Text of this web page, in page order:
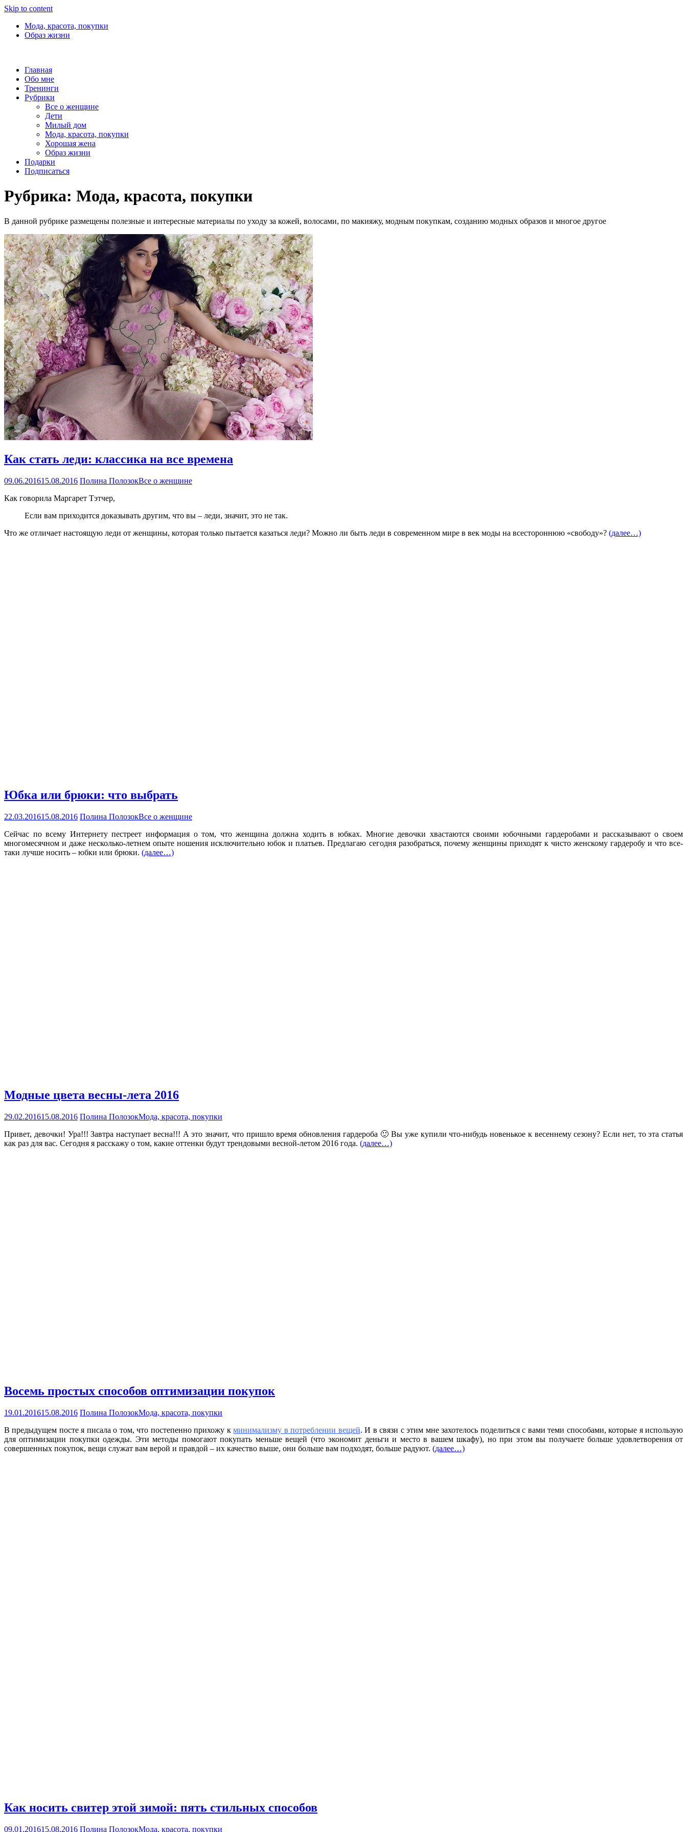
Skip to content
Мода, красота, покупки
Образ жизни
Главная
Обо мне
Тренинги
Рубрики
Все о женщине
Дети
Милый дом
Мода, красота, покупки
Хорошая жена
Образ жизни
Подарки
Подписаться
Рубрика: Мода, красота, покупки
В данной рубрике размещены полезные и интересные материалы по уходу за кожей, волосами, по макияжу, модным покупкам, созданию модных образов и многое другое
Как стать леди: классика на все времена
09.06.201615.08.2016 Полина ПолозокВсе о женщине
Как говорила Маргарет Тэтчер,
Если вам приходится доказывать другим, что вы – леди, значит, это не так.
Что же отличает настоящую леди от женщины, которая только пытается казаться леди? Можно ли быть леди в современном мире в век моды на всестороннюю «свободу»? (далее…)
Юбка или брюки: что выбрать
22.03.201615.08.2016 Полина ПолозокВсе о женщине
Сейчас по всему Интернету пестреет информация о том, что женщина должна ходить в юбках. Многие девочки хвастаются своими юбочными гардеробами и рассказывают о своем
многомесячном и даже несколько-летнем опыте ношения исключительно юбок и платьев. Предлагаю сегодня разобраться, почему женщины приходят к чисто женскому гардеробу и что все-
таки лучше носить – юбки или брюки. (далее…)
Модные цвета весны-лета 2016
29.02.201615.08.2016 Полина ПолозокМода, красота, покупки
Привет, девочки! Ура!!! Завтра наступает весна!!! А это значит, что пришло время обновления гардероба 🙂 Вы уже купили что-нибудь новенькое к весеннему сезону? Если нет, то эта статья
как раз для вас. Сегодня я расскажу о том, какие оттенки будут трендовыми весной-летом 2016 года. (далее…)
Восемь простых способов оптимизации покупок
19.01.201615.08.2016 Полина ПолозокМода, красота, покупки
В предыдущем посте я писала о том, что постепенно прихожу кминимализму в потреблении вещей. И в связи с этим мне захотелось поделиться с вами теми способами, которые я использую
для оптимизации покупки одежды. Эти методы помогают покупать меньше вещей (что экономит деньги и место в вашем шкафу), но при этом вы получаете больше удовлетворения от
совершенных покупок, вещи служат вам верой и правдой – их качество выше, они больше вам подходят, больше радуют. (далее…)
Как носить свитер этой зимой: пять стильных способов
09.01.201615.08.2016 Полина ПолозокМода, красота, покупки